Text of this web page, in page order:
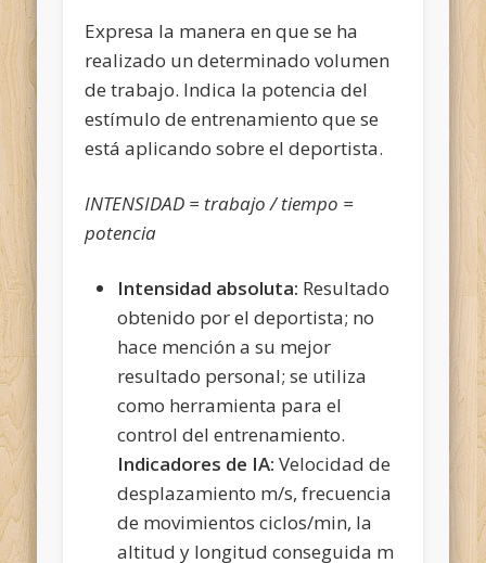
Expresa la manera en que se ha
realizado un determinado volumen
de trabajo. Indica la potencia del
estímulo de entrenamiento que se
está aplicando sobre el deportista.
INTENSIDAD = trabajo / tiempo =
potencia
Intensidad absoluta: Resultado
obtenido por el deportista; no
hace mención a su mejor
resultado personal; se utiliza
como herramienta para el
control del entrenamiento.
Indicadores de IA: Velocidad de
desplazamiento m/s, frecuencia
de movimientos ciclos/min, la
altitud y longitud conseguida m